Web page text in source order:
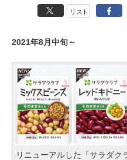
リスト
2021年8月中旬～
リニューアルした「サラダク